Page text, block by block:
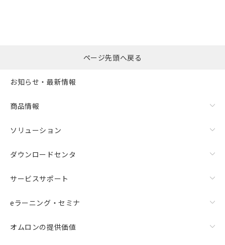
ページ先頭へ戻る
お知らせ・最新情報
商品情報
ソリューション
ダウンロードセンタ
サービスサポート
eラーニング・セミナ
オムロンの提供価値